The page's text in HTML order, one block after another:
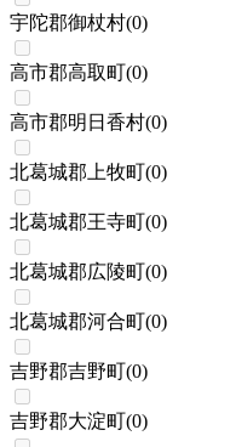
宇陀郡御杖村(0)
高市郡高取町(0)
高市郡明日香村(0)
北葛城郡上牧町(0)
北葛城郡王寺町(0)
北葛城郡広陵町(0)
北葛城郡河合町(0)
吉野郡吉野町(0)
吉野郡大淀町(0)